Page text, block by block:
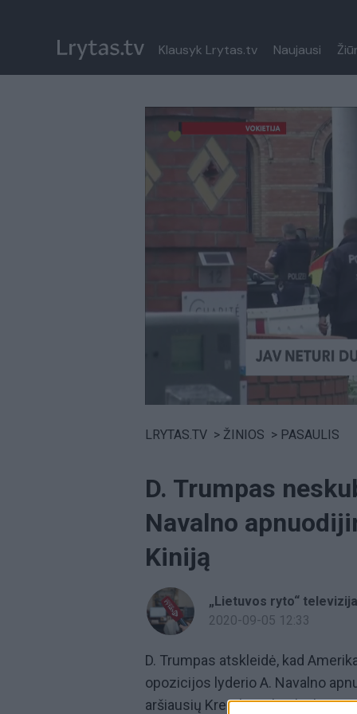
Klausyk Lrytas.tv Naujausi
Paremkite Ukrainą
LRYTAS.TV > ŽINIOS > PASAULIS
D. Trumpas
Navalno
Kiniją
„Lietuvos ryto“ televizija
2020-09-05 12:33
D. Trumpas atskleidė, kad
opozicijos lyderio A. Navalno
aršiausių Kremliaus kritikų buvo